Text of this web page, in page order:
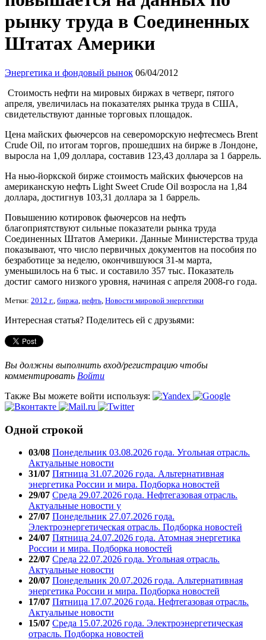
рынку труда в Соединенных
Штатах Америки
Энергетика и фондовый рынок 06/04/2012
Стоимость нефти на мировых биржах в четверг, пятого
апреля, увеличилась на показателях рынка труда в США,
свидетельствуют данные торговых площадок.
Цена майских фьючерсов на североморскую нефтесмесь Brent
Crude Oil, по итогам торгов, прошедших на бирже в Лондоне,
выросла на 1,09 доллара, составив 123,43 доллара за 1 баррель.
На нью-йоркской бирже стоимость майских фьючерсов на
американскую нефть Light Sweet Crude Oil возросла на 1,84
доллара, достигнув 103,31 доллара за 1 баррель.
Повышению котировок фьючерсов на нефть
благоприятствуют сильные показатели рынка труда
Соединенных Штатов Америки. Данные Министерства труда
показывают, что число первичных документов на пособия по
безработице за неделю, окончившуюся 31-м марта,
уменьшилось на 6 тыс. и составило 357 тыс. Показатель
достиг самого низкого уровня, начиная с апреля 2008-го года.
Метки: 2012 г., биржа, нефть, Новости мировой энергетики
Интересная статья? Поделитесь ей с друзьями:
Вы должны выполнить вход/регистрацию чтобы
комментировать Войти
Также Вы можете войти используя:
Одной строкой
03/08 Понедельник 03.08.2026 года. Угольная отрасль.
Актуальные новости
31/07 Пятница 31.07.2026 года. Альтернативная
энергетика России и мира. Подборка новостей
29/07 Среда 29.07.2026 года. Нефтегазовая отрасль.
Актуальные новости у
27/07 Понедельник 27.07.2026 года.
Электроэнергетическая отрасль. Подборка новостей
24/07 Пятница 24.07.2026 года. Атомная энергетика
России и мира. Подборка новостей
22/07 Среда 22.07.2026 года. Угольная отрасль.
Актуальные новости
20/07 Понедельник 20.07.2026 года. Альтернативная
энергетика России и мира. Подборка новостей
17/07 Пятница 17.07.2026 года. Нефтегазовая отрасль.
Актуальные новости
15/07 Среда 15.07.2026 года. Электроэнергетическая
отрасль. Подборка новостей